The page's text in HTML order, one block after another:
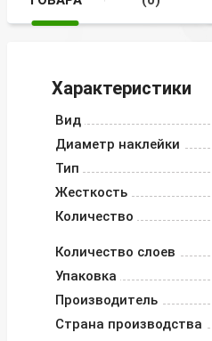
Характеристики
Вид
Диаметр наклейки
Тип
Жесткость
Количество
Количество слоев
Упаковка
Производитель
Страна производства